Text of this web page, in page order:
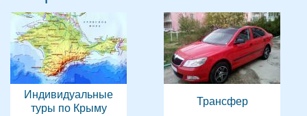
Индивидуальные
туры по Крыму
Трансфер